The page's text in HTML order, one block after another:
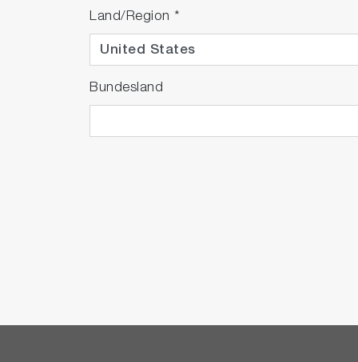
Land/Region *
Bundesland